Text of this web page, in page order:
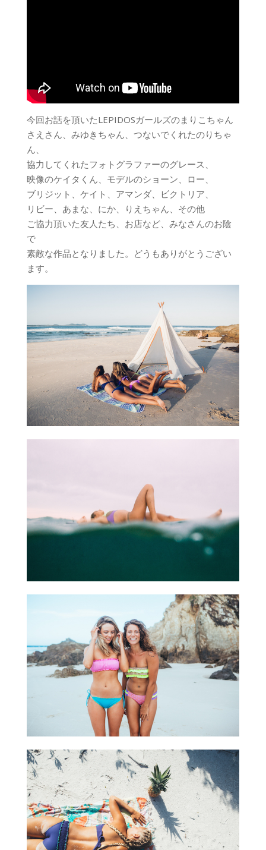
今回お話を頂いたLEPIDOSガールズのまりこちゃん
さえさん、みゆきちゃん、つないでくれたのりちゃ
ん、
協力してくれたフォトグラファーのグレース、
映像のケイタくん、モデルのショーン、ロー、
ブリジット、ケイト、アマンダ、ビクトリア、
リビー、あまな、にか、りえちゃん、その他
ご協力頂いた友人たち、お店など、みなさんのお陰
で
素敵な作品となりました。どうもありがとうござい
ます。